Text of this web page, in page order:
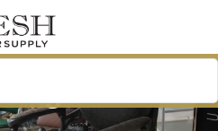
glans